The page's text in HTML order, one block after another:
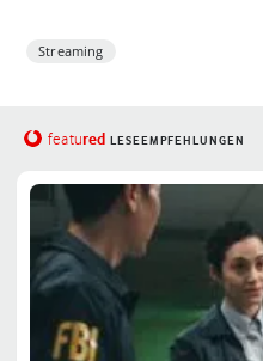
Streaming
featured LESEEMPFEHLUNGEN